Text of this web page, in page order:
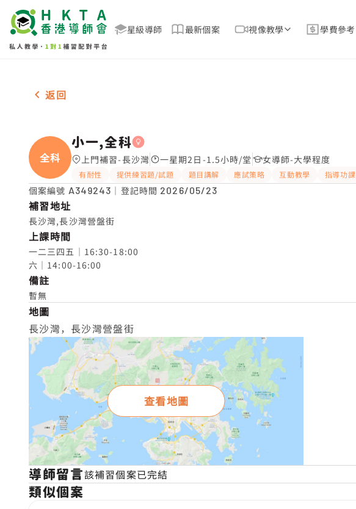
星級導師 最新個案 視像教學 學費參考
女-1名 小一,全科，長沙灣 補習推介
返回
全科
小一,全科
上門補習-長沙灣 一星期2日-1.5小時/堂 女導師-大學程度
有耐性 提供練習題/試題 題目講解 應試策略 互動教學 指導功課
個案編號 A349243 ｜登記時間 2026/05/23
補習地址
長沙灣,長沙灣營盤街
上課時間
一二三四五｜16:30-18:00
六｜14:00-16:00
備註
暫無
地圖
長沙灣，長沙灣營盤街
查看地圖
導師留言該補習個案已完結
類似個案